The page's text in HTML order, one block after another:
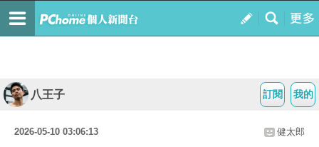
我的
訂閱
八王子
2026-05-10 03:06:13 健太郎